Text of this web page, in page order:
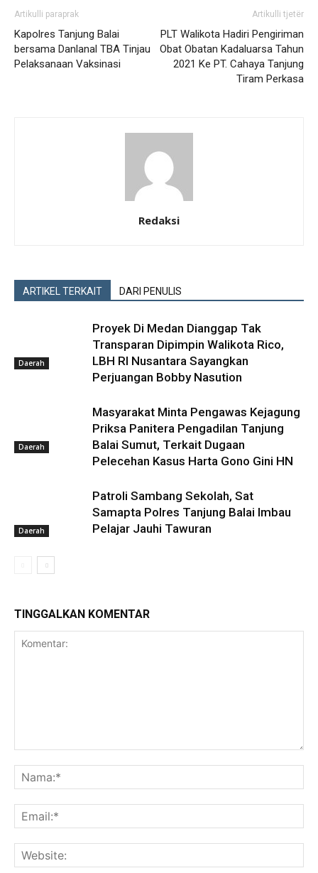
Artikulli paraprak
Kapolres Tanjung Balai
bersama Danlanal TBA Tinjau
Pelaksanaan Vaksinasi
Artikulli tjetër
PLT Walikota Hadiri Pengiriman
Obat Obatan Kadaluarsa Tahun
2021 Ke PT. Cahaya Tanjung
Tiram Perkasa
Redaksi
ARTIKEL TERKAIT DARI PENULIS
Daerah
Proyek Di Medan Dianggap Tak
Transparan Dipimpin Walikota Rico,
LBH RI Nusantara Sayangkan
Perjuangan Bobby Nasution
Daerah
Masyarakat Minta Pengawas Kejagung
Priksa Panitera Pengadilan Tanjung
Balai Sumut, Terkait Dugaan
Pelecehan Kasus Harta Gono Gini HN
Daerah
Patroli Sambang Sekolah, Sat
Samapta Polres Tanjung Balai Imbau
Pelajar Jauhi Tawuran
TINGGALKAN KOMENTAR